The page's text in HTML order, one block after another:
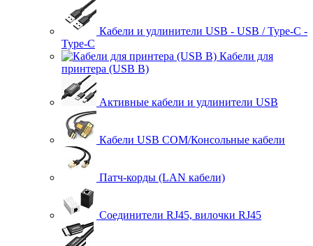
Кабели и удлинители USB - USB / Type-C -
Type-C
Кабели для
принтера (USB B)
Активные кабели и удлинители USB
Кабели USB COM/Консольные кабели
Патч-корды (LAN кабели)
Соединители RJ45, вилочки RJ45